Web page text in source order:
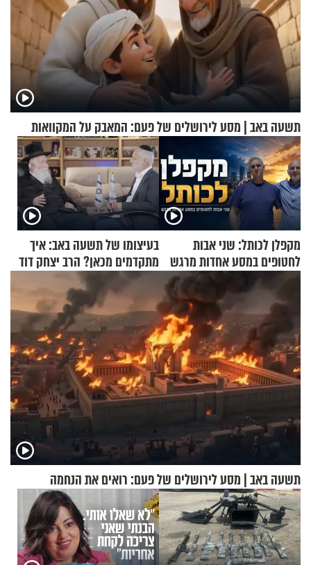
תשעה באב | מסע לירושלים של פעם: המאבק על המקוואות
מקפלן לכותל: שני אבות
לחטופים במסע אחדות מרגש
בעיצומו של תשעה באב: איך
מתקדמים מכאן? הרב יצחק דוד
גרוסמן בשיחה מיוחדת
תשעה באב | מסע לירושלים של פעם: רואים את הנחמה